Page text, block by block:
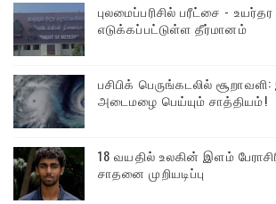
புலமைப்பரிசில் பரீட்சை -
எடுக்கப்பட்டுள்ள தீர்மானம்
பசிபிக் பெருங்கடலில்
அடைமழை பெய்யும் சாத்தியம்!
18 வயதில் உலகின் இளம்
சாதனை முறியடிப்பு